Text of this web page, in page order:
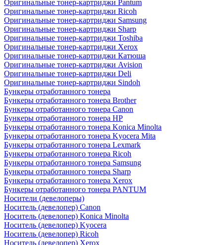
Оригинальные тонер-картриджи Pantum
Оригинальные тонер-картриджи Ricoh
Оригинальные тонер-картриджи Samsung
Оригинальные тонер-картриджи Sharp
Оригинальные тонер-картриджи Toshiba
Оригинальные тонер-картриджи Xerox
Оригинальные тонер-картриджи Катюша
Оригинальные тонер-картриджи Avision
Оригинальные тонер-картриджи Deli
Оригинальные тонер-картриджи Sindoh
Бункеры отработанного тонера
Бункеры отработанного тонера Brother
Бункеры отработанного тонера Canon
Бункеры отработанного тонера HP
Бункеры отработанного тонера Konica Minolta
Бункеры отработанного тонера Kyocera Mita
Бункеры отработанного тонера Lexmark
Бункеры отработанного тонера Ricoh
Бункеры отработанного тонера Samsung
Бункеры отработанного тонера Sharp
Бункеры отработанного тонера Xerox
Бункеры отработанного тонера PANTUM
Носители (девелоперы)
Носитель (девелопер) Canon
Носитель (девелопер) Konica Minolta
Носитель (девелопер) Kyocera
Носитель (девелопер) Ricoh
Носитель (девелопер) Xerox